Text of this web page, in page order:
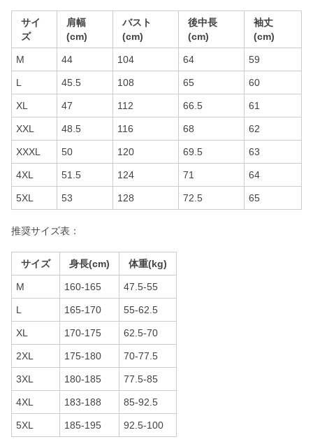
サイ
ズ
肩幅
(cm)
バスト
(cm)
後中長
(cm)
袖丈
(cm)
M 44 104 64 59
L 45.5 108 65 60
XL 47 112 66.5 61
XXL 48.5 116 68 62
XXXL 50 120 69.5 63
4XL 51.5 124 71 64
5XL 53 128 72.5 65
推奨サイズ表：
サイズ 身長(cm) 体重(kg)
M 160-165 47.5-55
L 165-170 55-62.5
XL 170-175 62.5-70
2XL 175-180 70-77.5
3XL 180-185 77.5-85
4XL 183-188 85-92.5
5XL 185-195 92.5-100